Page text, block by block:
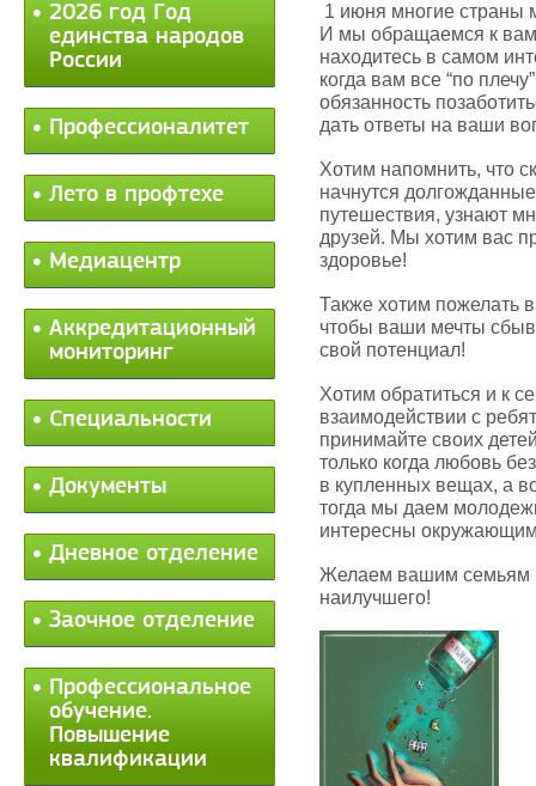
2026 год Год
единства народов
России
Профессионалитет
Лето в профтехе
Медиацентр
Аккредитационный
мониторинг
Специальности
Документы
Дневное отделение
Заочное отделение
Профессиональное
обучение.
Повышение
квалификации
1 июня многие страны
И мы обращаемся к
находитесь в самом
когда вам все “по
обязанность
дать ответы на ваши
Хотим напомнить, что
начнутся
путешествия, узнают
друзей. Мы хотим вас
здоровье!
Также хотим пожелать
чтобы ваши мечты
свой потенциал!
Хотим обратиться и к
взаимодействии с
принимайте своих
только когда любовь
в купленных вещах, а
тогда мы даем
интересны
Желаем вашим семьям
наилучшего!